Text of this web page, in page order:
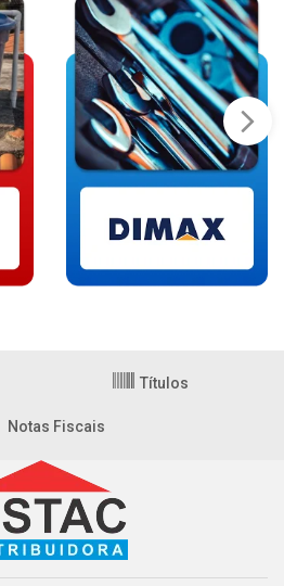
Títulos
Notas Fiscais